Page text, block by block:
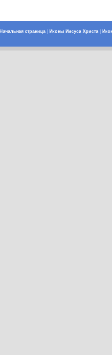
Начальная страница| Иконы Иисуса Христа|